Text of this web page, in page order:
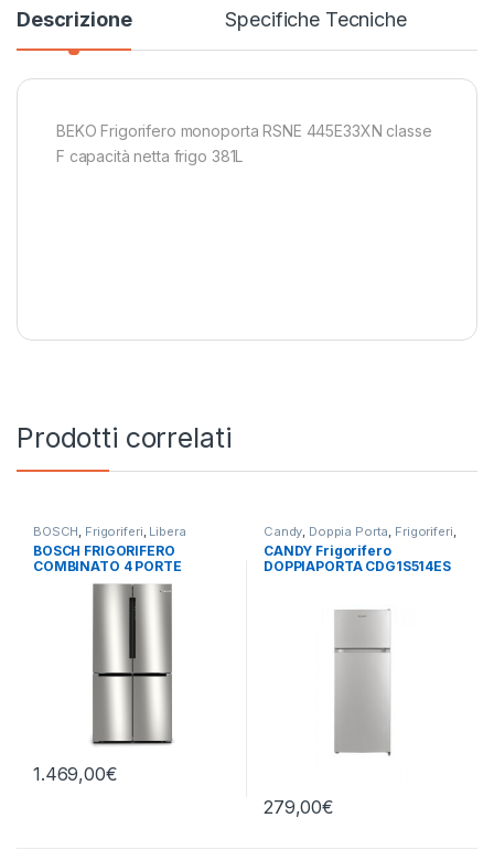
Descrizione Specifiche Tecniche
BEKO Frigorifero monoporta RSNE 445E33XN classe
F capacità netta frigo 381L
Prodotti correlati
BOSCH Frigoriferi Libera
Installazione, Side by Side 4
Porte
BOSCH FRIGORIFERO
COMBINATO 4 PORTE
KFN96VPEA – TOTAL NO
1.469,00€
Candy Doppia Porta Frigoriferi
Libera Installazione
CANDY Frigorifero
DOPPIAPORTA CDG1S514ES
279,00€